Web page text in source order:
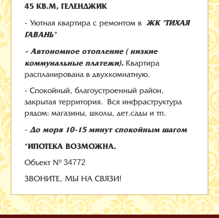
45 КВ.М, ГЕЛЕНДЖИК
- Уютная квартира с ремонтом в ЖК "ТИХАЯ
ГАВАНЬ"
- Автономное отопление ( низкие
коммунальные платежи). Квартира
распланирована в двухкомнатную.
- Спокойный, благоустроенный район,
закрытая территория. Вся инфраструктура
рядом: магазины, школы, дет.сады и тп.
-До моря 10-15 минут спокойным шагом
*ИПОТЕКА ВОЗМОЖНА.
Объект №34772
ЗВОНИТЕ, МЫ НА СВЯЗИ!